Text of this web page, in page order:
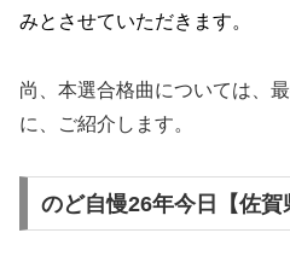
みとさせていただきます。
尚、本選合格曲については、
に、ご紹介します。
のど自慢26年今日【佐